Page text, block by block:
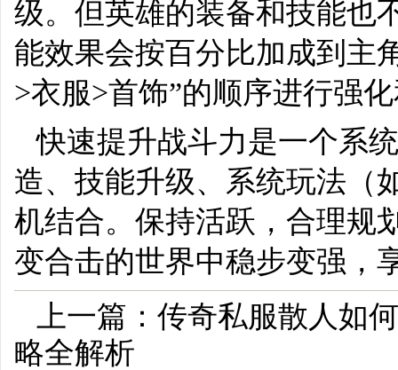
级。但英雄的装备和技能也
能效果会按百分比加成到主
>衣服>首饰”的顺序进行强
快速提升战斗力是一个系
造、技能升级、系统玩法（
机结合。保持活跃，合理规
变合击的世界中稳步变强，
上一篇： 传奇私服散人如
略全解析